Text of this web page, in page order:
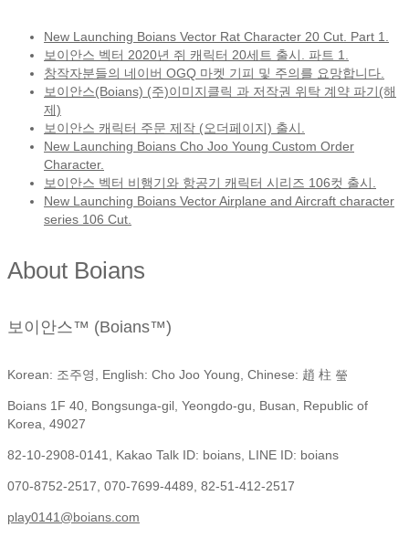
New Launching Boians Vector Rat Character 20 Cut. Part 1.
보이안스 벡터 2020년 쥐 캐릭터 20세트 출시. 파트 1.
창작자분들의 네이버 OGQ 마켓 기피 및 주의를 요망합니다.
보이안스(Boians) (주)이미지클릭 과 저작권 위탁 계약 파기(해
제)
보이안스 캐릭터 주문 제작 (오더페이지) 출시.
New Launching Boians Cho Joo Young Custom Order
Character.
보이안스 벡터 비행기와 항공기 캐릭터 시리즈 106컷 출시.
New Launching Boians Vector Airplane and Aircraft character
series 106 Cut.
About Boians
보이안스™ (Boians™)
Korean: 조주영, English: Cho Joo Young, Chinese: 趙 柱 瑩
Boians 1F 40, Bongsunga-gil, Yeongdo-gu, Busan, Republic of
Korea, 49027
82-10-2908-0141, Kakao Talk ID: boians, LINE ID: boians
070-8752-2517, 070-7699-4489, 82-51-412-2517
play0141@boians.com